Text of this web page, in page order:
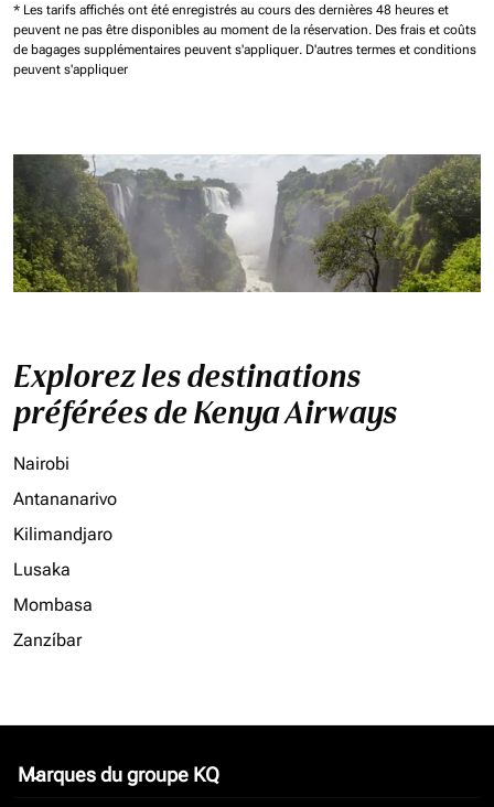
* Les tarifs affichés ont été enregistrés au cours des dernières 48 heures et
peuvent ne pas être disponibles au moment de la réservation. Des frais et coûts
de bagages supplémentaires peuvent s'appliquer. D'autres termes et conditions
peuvent s'appliquer
Explorez les destinations
préférées de Kenya Airways
Nairobi
Antananarivo
Kilimandjaro
Lusaka
Mombasa
Zanzíbar
Marques du groupe KQ
keyboard_arrow_down